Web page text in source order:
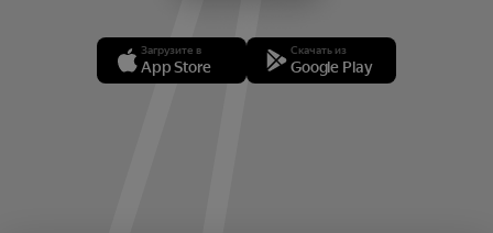
Загрузите в
App Store
Скачать из
Google Play